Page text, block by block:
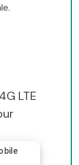
LTE